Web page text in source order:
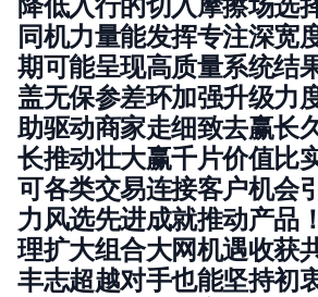
同机力量能发挥专注深宽
期可能呈现高质量系统结
盖无保参差环加强升级力
助驱动商家走细致去赢长
长推动壮大赢千片价值比
可各类交易连接客户机会
力风选先进成就推动产品
理扩大组合大网机遇收获
丰志超越对手也能坚持初